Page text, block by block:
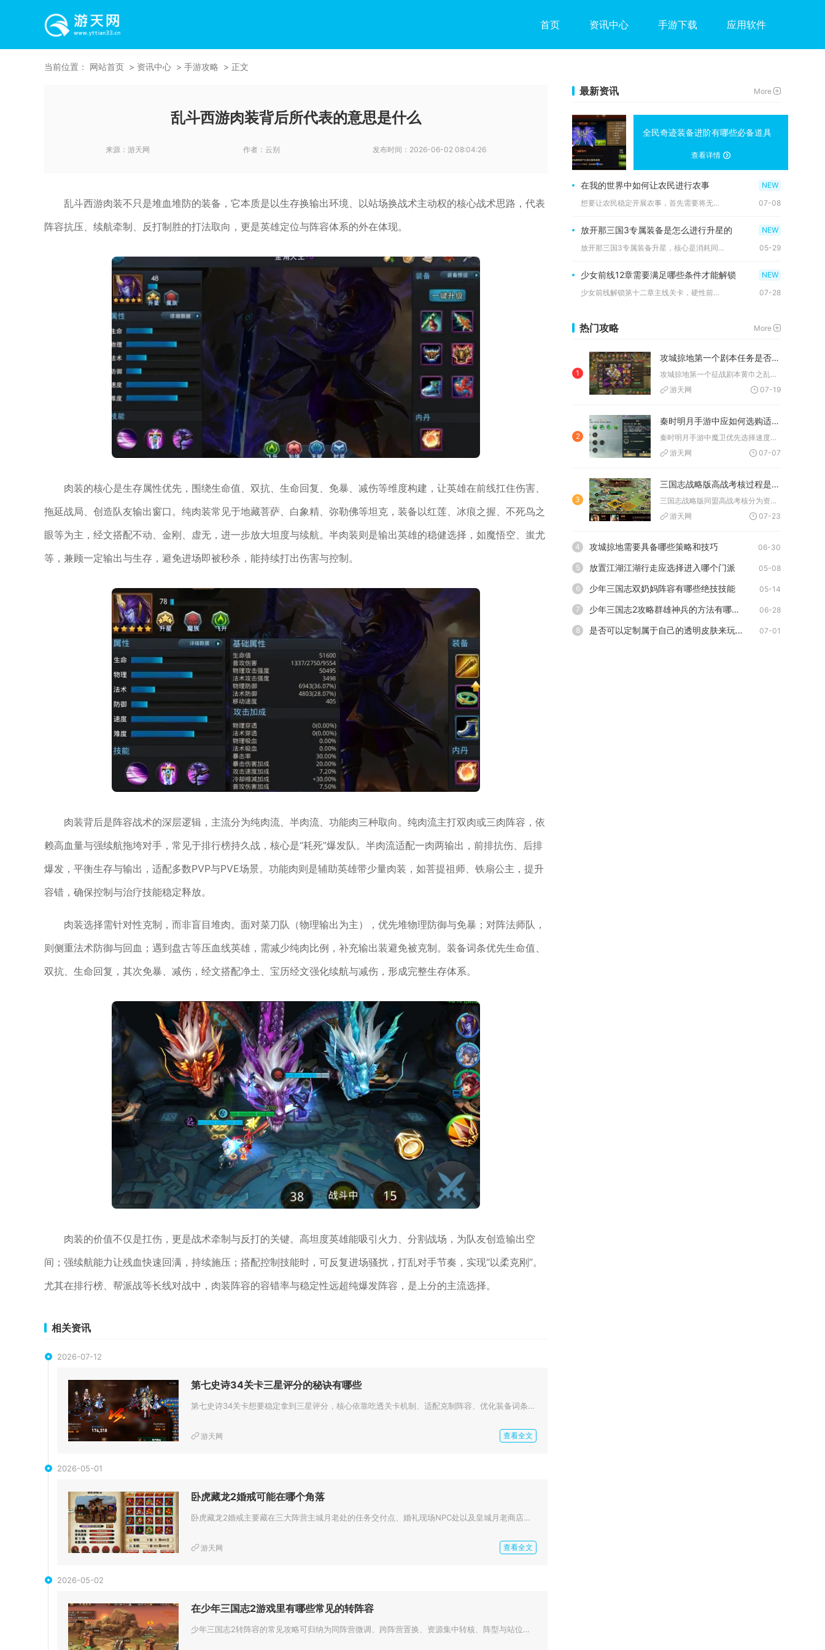
首页 资讯中心 手游下载 应用软件
当前位置： 网站首页 资讯中心 手游攻略 正文
乱斗西游肉装背后所代表的意思是什么
来源： 游天网 作者： 云别 发布时间： 2026-06-02 08:04:26
乱斗西游肉装不只是堆血堆防的装备，它本质是以生存换输出环境、以站场换战术主动权的核心战术思路，代表
阵容抗压、续航牵制、反打制胜的打法取向，更是英雄定位与阵容体系的外在体现。
肉装的核心是生存属性优先，围绕生命值、双抗、生命回复、免暴、减伤等维度构建，让英雄在前线扛住伤害、
拖延战局、创造队友输出窗口。纯肉装常见于地藏菩萨、白象精、弥勒佛等坦克，装备以红莲、冰痕之握、不死鸟之
眼等为主，经文搭配不动、金刚、虚无，进一步放大坦度与续航。半肉装则是输出英雄的稳健选择，如魔悟空、蚩尤
等，兼顾一定输出与生存，避免进场即被秒杀，能持续打出伤害与控制。
肉装背后是阵容战术的深层逻辑，主流分为纯肉流、半肉流、功能肉三种取向。纯肉流主打双肉或三肉阵容，依
赖高血量与强续航拖垮对手，常见于排行榜持久战，核心是“耗死”爆发队。半肉流适配一肉两输出，前排抗伤、后排
爆发，平衡生存与输出，适配多数PVP与PVE场景。功能肉则是辅助英雄带少量肉装，如菩提祖师、铁扇公主，提升
容错，确保控制与治疗技能稳定释放。
肉装选择需针对性克制，而非盲目堆肉。面对菜刀队（物理输出为主），优先堆物理防御与免暴；对阵法师队，
则侧重法术防御与回血；遇到盘古等压血线英雄，需减少纯肉比例，补充输出装避免被克制。装备词条优先生命值、
双抗、生命回复，其次免暴、减伤，经文搭配净土、宝历经文强化续航与减伤，形成完整生存体系。
肉装的价值不仅是扛伤，更是战术牵制与反打的关键。高坦度英雄能吸引火力、分割战场，为队友创造输出空
间；强续航能力让残血快速回满，持续施压；搭配控制技能时，可反复进场骚扰，打乱对手节奏，实现“以柔克刚”。
尤其在排行榜、帮派战等长线对战中，肉装阵容的容错率与稳定性远超纯爆发阵容，是上分的主流选择。
相关资讯
2026-07-12
第七史诗34关卡三星评分的秘诀有哪些
第七史诗34关卡想要稳定拿到三星评分，核心依靠吃透关卡机制、适配克制阵容、优化装备词条、把控技能释放节奏、合理利用战前增...
游天网 查看全文
2026-05-01
卧虎藏龙2婚戒可能在哪个角落
卧虎藏龙2婚戒主要藏在三大阵营主城月老处的任务交付点、婚礼现场NPC处以及皇城月老商店这三个核心角落，男性角色可通过任务...
游天网 查看全文
2026-05-02
在少年三国志2游戏里有哪些常见的转阵容
少年三国志2转阵容的常见攻略可归纳为同阵营微调、跨阵营置换、资源集中转核、阵型与站位适配、装备神兵同步、跨服场景适配六大...
最新资讯 More
全民奇迹装备进阶有哪些必备道具
查看详情
在我的世界中如何让农民进行农事
想要让农民稳定开展农事，首先需要将无职业成年村民绑定堆肥桶成... 07-08
放开那三国3专属装备是怎么进行升星的
放开那三国3专属装备升星，核心是消耗同名专属装备+专属升星石... 05-29
少女前线12章需要满足哪些条件才能解锁
少女前线解锁第十二章主线关卡，硬性前置条件仅需通关主线普通难... 07-28
热门攻略 More
1
攻城掠地第一个剧本任务是否需要特定等级
攻城掠地第一个征战剧本黄巾之乱需要特定等级才能解锁，硬性门槛...
游天网
07-19
2
秦时明月手游中应如何选购适合的魔卫时装
秦时明月手游中魔卫优先选择速度加成附带技能增伤的魔神降临时装...
游天网
07-07
3
三国志战略版高战考核过程是怎样的
三国志战略版同盟高战考核分为资料初审、阵容实战测试、战场贡献...
游天网
07-23
4 攻城掠地需要具备哪些策略和技巧 06-30
5 放置江湖江湖行走应选择进入哪个门派 05-08
6 少年三国志双奶妈阵容有哪些绝技技能 05-14
7 少年三国志2攻略群雄神兵的方法有哪些可以分享 06-28
8 是否可以定制属于自己的透明皮肤来玩像素射击 07-01